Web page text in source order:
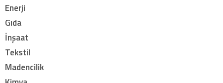
Enerji
Gıda
İnşaat
Tekstil
Madencilik